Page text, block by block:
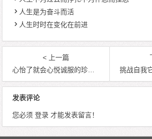
人生是为奋斗而活
人生时时在变化在前进
< 上一篇
心怡了就会心悦诚服的珍视，就会心旷神怡的珍惜
挑战自我它可以使我
发表评论
您必须 登录才能发表留言！